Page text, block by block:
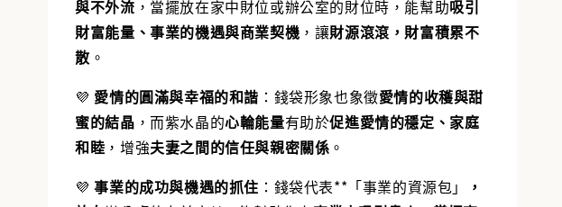
與不外流 ，當擺放在家中財位或辦公室的財位時，能幫助吸引
財富能量、事業的機遇與商業契機 ，讓財源滾滾，財富積累不
散 。
💜 愛情的圓滿與幸福的和諧 ： 錢袋形象也象徵愛情的收穫與甜
蜜的結晶 ，而紫水晶的心輪能量有助於促進愛情的穩定、家庭
和睦 ，增強夫妻之間的信任與親密關係 。
💜事業的成功與機遇的抓住 ： 錢袋代表**「事業的資源包」
，